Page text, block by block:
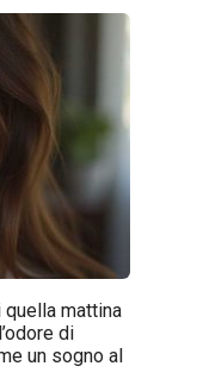
mattina
di
un sogno al